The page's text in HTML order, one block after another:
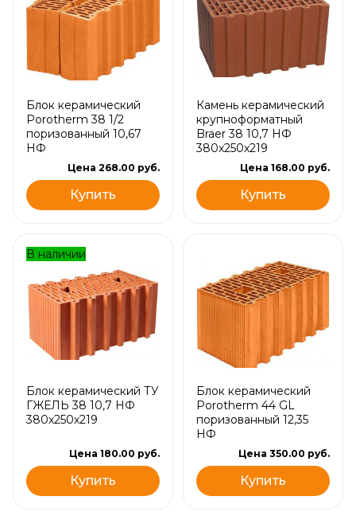
Блок керамический
Porotherm 38 1/2
поризованный 10,67
НФ
Цена 268.00 руб.
Купить
Камень керамический
крупноформатный
Braer 38 10,7 НФ
380х250х219
Цена 168.00 руб.
Купить
В наличии
Блок керамический ТУ
ГЖЕЛЬ 38 10,7 НФ
380х250х219
Цена 180.00 руб.
Купить
Блок керамический
Porotherm 44 GL
поризованный 12,35
НФ
Цена 350.00 руб.
Купить